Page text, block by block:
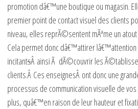
promotion dâ€™une boutique ou magasin.
premier point de contact visuel des clients
niveau, elles reprÃ©sentent mÃªme un
Cela permet donc dâ€™attirer
incitantsÂ ainsi Ã dÃ©couvrir les
clients.Â Ces enseignesÂ ont donc une
processus de communication visuelle de
plus, quâ€™en raison de leur hauteur et